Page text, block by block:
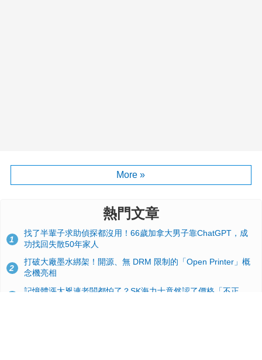
More »
熱門文章
1
找了半輩子求助偵探都沒用！66歲加拿大男子靠ChatGPT，成
功找回失散50年家人
2
打破大廠墨水綁架！開源、無 DRM 限制的「Open Printer」概
念機亮相
記憶體漲太兇連老闆都怕了？SK海力士竟然認了價格「不正